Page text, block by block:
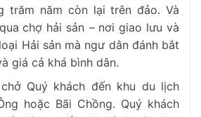
trăm năm còn lại trên đảo. Và
chợ hải sản – nơi giao lưu và
Hải sản mà ngư dân đánh bắt
giá cả khá bình dân.
Quý khách đến khu du lịch
hoặc Bãi Chồng. Quý khách